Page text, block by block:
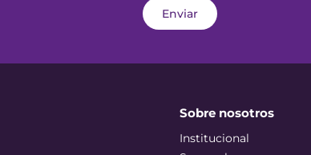
Enviar
Sobre nosotros
Institucional